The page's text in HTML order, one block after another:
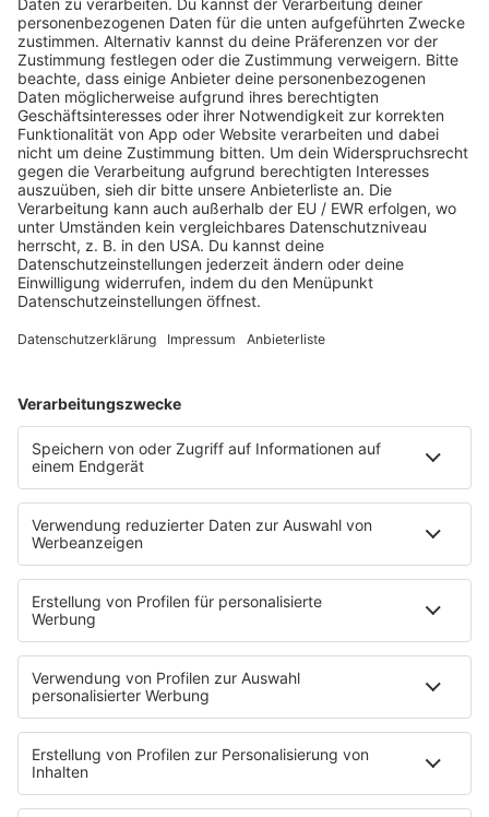
SPOTIFY
MEHR VON LEA IM MUSIC MADE IN GERMANY-
INTERVIEW
​@THISISLEALEA UND WIE SIE ES GESCHAFFT HAT SICH IM MUSIKBUSINESS
DURCHZUKÄMPFEN - LIEDERGUT INTERVIEW
STARTSEITE
PRESSE & KONTAKT
Pressekontakt